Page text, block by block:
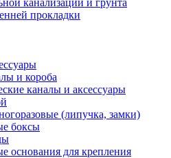
канализации и грунта
прокладки
и короба
каналы и аксессуары
(липучка, замки)
боксы
основания для крепления